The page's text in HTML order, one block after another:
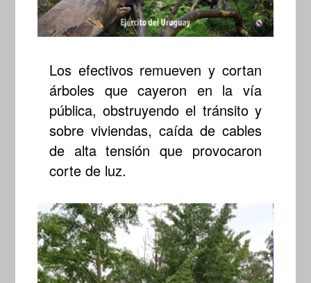
Los efectivos remueven y cortan
árboles que cayeron en la vía
pública, obstruyendo el tránsito y
sobre viviendas, caída de cables
de alta tensión que provocaron
corte de luz.